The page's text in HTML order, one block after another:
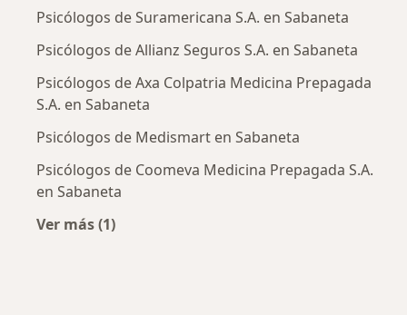
Psicólogos de Suramericana S.A. en Sabaneta
Psicólogos de Allianz Seguros S.A. en Sabaneta
Psicólogos de Axa Colpatria Medicina Prepagada
S.A. en Sabaneta
Psicólogos de Medismart en Sabaneta
Psicólogos de Coomeva Medicina Prepagada S.A.
en Sabaneta
Ver más (1)